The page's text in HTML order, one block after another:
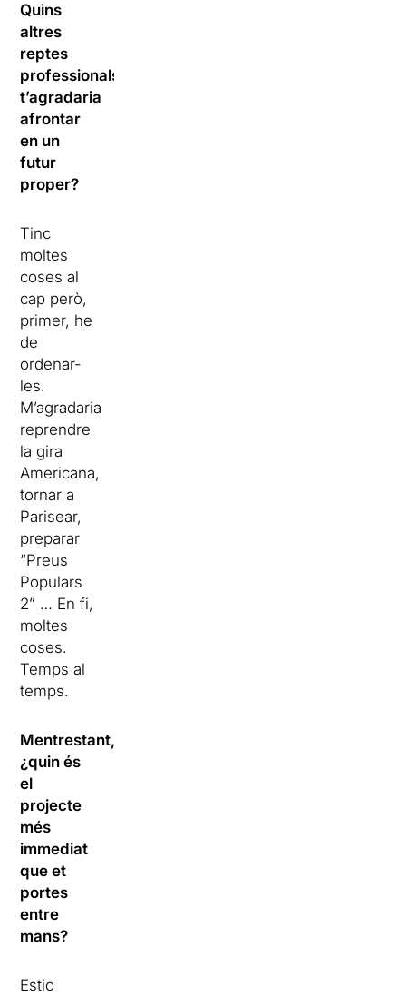
Quins
altres
reptes
professionals
t’agradaria
afrontar
en un
futur
proper?
Tinc
moltes
coses al
cap però,
primer, he
de
ordenar-
les.
M’agradaria
reprendre
la gira
Americana,
tornar a
Parisear,
preparar
“Preus
Populars
2” … En fi,
moltes
coses.
Temps al
temps.
Mentrestant,
¿quin és
el
projecte
més
immediat
que et
portes
entre
mans?
Estic